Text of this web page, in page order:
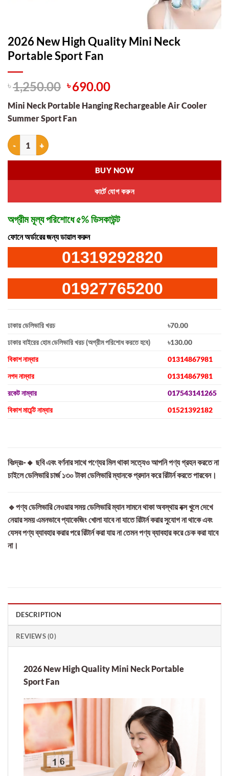
2026 New High Quality Mini Neck
Portable Sport Fan
৳1,250.00 Original
was:
৳ 1,250.00.
৳690.00Current
is:
Mini Neck Portable Hanging Rechargeable Air Cooler
Summer Sport Fan
2026 New High Quality Mini Neck Portable Sport Fan quantity
কার্টে যোগ করুন
BUY NOW
অগ্রীম মূল্য পরিশোধে ৫% ডিসকাউন্ট
ফোনে অর্ডারের জন্য ডায়াল করুন
01319292820
01927765200
ঢাকায় ডেলিভারি খরচ
৳70.00
ঢাকার বাইরের হোম ডেলিভারি খরচ (অগ্রীম পরিশোধ করতে হবে)
৳130.00
বিকাশ নাম্বার
01314867981
নগদ নাম্বার
01314867981
রকেট নাম্বার
017543141265
বিকাশ মার্চেন্ট নাম্বার
01521392182
বিঃদ্রঃ-🔸 ছবি এবং বর্ণনার সাথে পণ্যের মিল থাকা সত্যেও আপনি পণ্য গ্রহন করতে না
চাইলে ডেলিভারি চার্জ ১৩০ টাকা ডেলিভারি ম্যানকে প্রদান করে রিটার্ন করতে পারবেন।
🔹পণ্য ডেলিভারি নেওয়ার সময় ডেলিভারি ম্যান সামনে থাকা অবস্থায় বক্স খুলে দেখে
নেয়ার সময় এমনভাবে প্যাকেজিং খোলা যাবে না যাতে রিটার্ন করার সুযোগ না থাকে এবং
যেসব পণ্য ব্যাবহার করার পরে রিটার্ন করা যায় না তেমন পণ্য ব্যাবহার করে চেক করা যাবে
না।
DESCRIPTION
REVIEWS (0)
2026 New High Quality Mini Neck Portable
Sport Fan